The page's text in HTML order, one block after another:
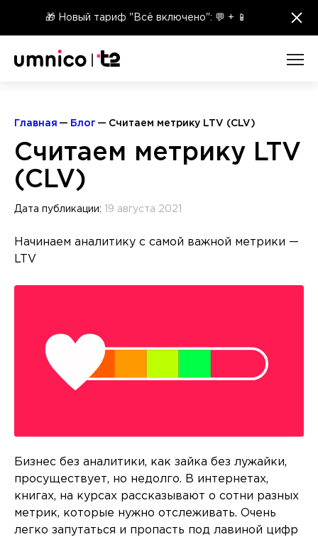
🎁 Новый тариф "Всё включено": 💬 + 📱 ×
Главная Блог Считаем метрику LTV (CLV)
Считаем метрику LTV
(CLV)
Дата публикации: 19 августа 2021
Начинаем аналитику с самой важной метрики —
LTV
Бизнес без аналитики, как зайка без лужайки,
просуществует, но недолго. В интернетах,
книгах, на курсах рассказывают о сотни разных
метрик, которые нужно отслеживать. Очень
легко запутаться и пропасть под лавиной цифр